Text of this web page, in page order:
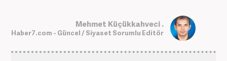
Mehmet Küçükkahveci .
Haber7.com - Güncel / Siyaset Sorumlu Editör